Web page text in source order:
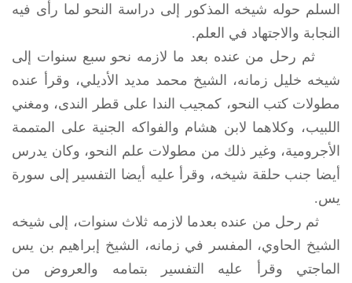
السلم حوله شيخه المذكور إلى دراسة النحو لما رأى فيه
النجابة والاجتهاد في العلم.
ثم رحل من عنده بعد ما لازمه نحو سبع سنوات إلى
شيخه خليل زمانه، الشيخ محمد مديد الأديلي، وقرأ عنده
مطولات كتب النحو، كمجيب الندا على قطر الندى، ومغني
اللبيب، وكلاهما لابن هشام والفواكه الجنية على المتممة
الأجرومية، وغير ذلك من مطولات علم النحو، وكان يدرس
أيضا جنب حلقة شيخه، وقرأ عليه أيضا التفسير إلى سورة
يس.
ثم رحل من عنده بعدما لازمه ثلاث سنوات، إلى شيخه
الشيخ الحاوي، المفسر في زمانه، الشيخ إبراهيم بن يس
الماجتي وقرأ عليه التفسير بتمامه والعروض من